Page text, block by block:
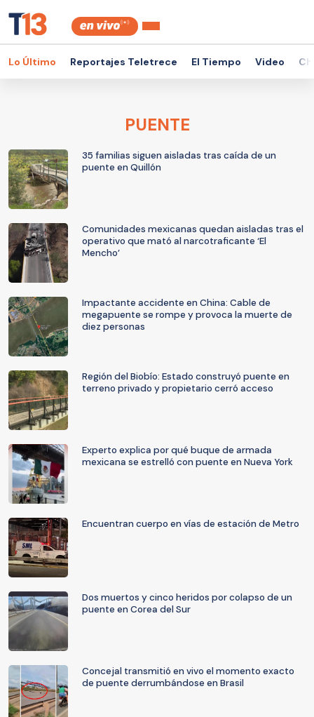
Lo Último Reportajes Teletrece El Tiempo Video
PUENTE
35 familias siguen aisladas tras caída de un
puente en Quillón
Comunidades mexicanas quedan aisladas tras el
operativo que mató al narcotraficante ‘El
Mencho’
Impactante accidente en China: Cable de
megapuente se rompe y provoca la muerte de
diez personas
Región del Biobío: Estado construyó puente en
terreno privado y propietario cerró acceso
Experto explica por qué buque de armada
mexicana se estrelló con puente en Nueva York
Encuentran cuerpo en vías de estación de Metro
Dos muertos y cinco heridos por colapso de un
puente en Corea del Sur
Concejal transmitió en vivo el momento exacto
de puente derrumbándose en Brasil